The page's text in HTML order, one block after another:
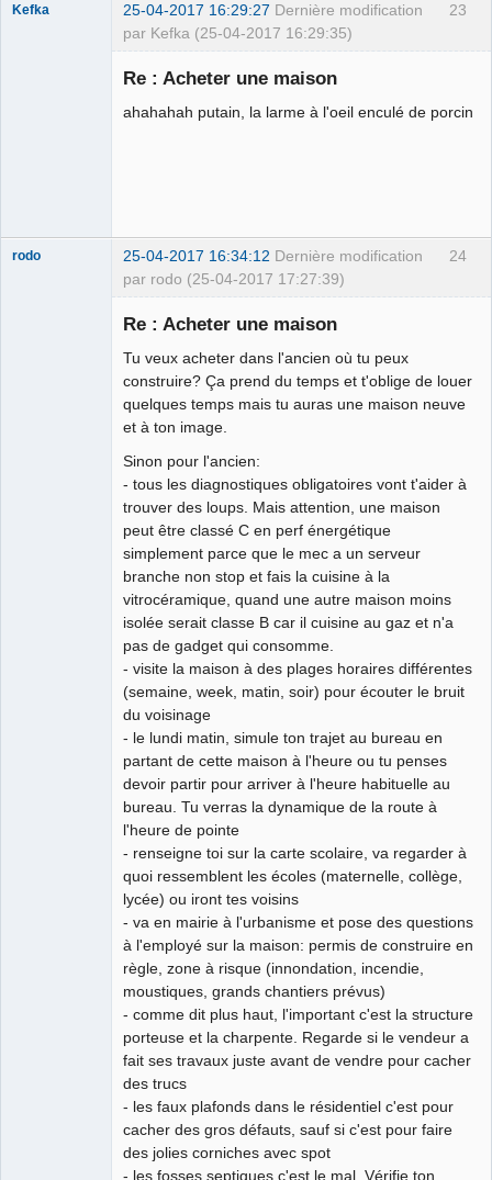
23
Kefka 25-04-2017 16:29:27 Dernière modification
par Kefka (25-04-2017 16:29:35)
Re : Acheter une maison
ahahahah putain, la larme à l'oeil enculé de porcin
24
rodo 25-04-2017 16:34:12 Dernière modification
par rodo (25-04-2017 17:27:39)
Re : Acheter une maison
Tu veux acheter dans l'ancien où tu peux
construire? Ça prend du temps et t'oblige de louer
quelques temps mais tu auras une maison neuve
et à ton image.
Sinon pour l'ancien:
- tous les diagnostiques obligatoires vont t'aider à
trouver des loups. Mais attention, une maison
peut être classé C en perf énergétique
simplement parce que le mec a un serveur
branche non stop et fais la cuisine à la
vitrocéramique, quand une autre maison moins
isolée serait classe B car il cuisine au gaz et n'a
pas de gadget qui consomme.
- visite la maison à des plages horaires différentes
(semaine, week, matin, soir) pour écouter le bruit
du voisinage
- le lundi matin, simule ton trajet au bureau en
partant de cette maison à l'heure ou tu penses
devoir partir pour arriver à l'heure habituelle au
bureau. Tu verras la dynamique de la route à
l'heure de pointe
- renseigne toi sur la carte scolaire, va regarder à
quoi ressemblent les écoles (maternelle, collège,
lycée) ou iront tes voisins
- va en mairie à l'urbanisme et pose des questions
à l'employé sur la maison: permis de construire en
règle, zone à risque (innondation, incendie,
moustiques, grands chantiers prévus)
- comme dit plus haut, l'important c'est la structure
porteuse et la charpente. Regarde si le vendeur a
fait ses travaux juste avant de vendre pour cacher
des trucs
- les faux plafonds dans le résidentiel c'est pour
cacher des gros défauts, sauf si c'est pour faire
des jolies corniches avec spot
- les fosses septiques c'est le mal. Vérifie ton